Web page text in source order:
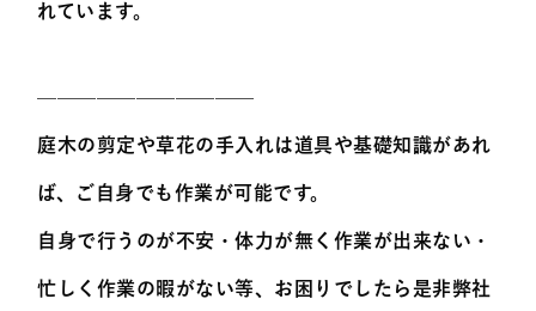
れています。
———————————
庭木の剪定や草花の手入れは道具や基礎知識があれ
ば、ご自身でも作業が可能です。
自身で行うのが不安・体力が無く作業が出来ない・
忙しく作業の暇がない等、お困りでしたら是非弊社